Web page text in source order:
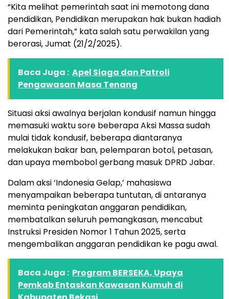
“Kita melihat pemerintah saat ini memotong dana
pendidikan, Pendidikan merupakan hak bukan hadiah
dari Pemerintah,” kata salah satu perwakilan yang
berorasi, Jumat (21/2/2025).
Baca Juga : Apel Siaga dan Patroli
Pengawasan Masa Tenang
Situasi aksi awalnya berjalan kondusif namun hingga
memasuki waktu sore beberapa Aksi Massa sudah
mulai tidak kondusif, beberapa diantaranya
melakukan bakar ban, pelemparan botol, petasan,
dan upaya membobol gerbang masuk DPRD Jabar.
Dalam aksi ‘Indonesia Gelap,’ mahasiswa
menyampaikan beberapa tuntutan, di antaranya
meminta peningkatan anggaran pendidikan,
membatalkan seluruh pemangkasan, mencabut
Instruksi Presiden Nomor 1 Tahun 2025, serta
mengembalikan anggaran pendidikan ke pagu awal.
Baca Juga : Program BERSEKA, Upaya
Pemkab Entaskan Kawasan Kumuh di